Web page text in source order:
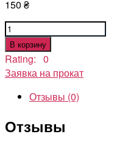
150 ₴
Количество
товара
Парик
Марии
В корзину
Rating: 0
Заявка на прокат
Отзывы (0)
Отзывы